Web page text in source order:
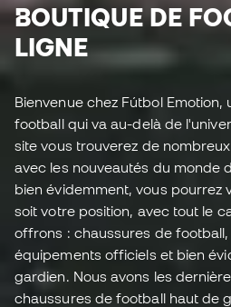
BOUTIQUE DE FOOTBALL EN
LIGNE
Bienvenue chez Fútbol
football qui va au-delà de
site vous trouverez de
avec les nouveautés du monde
bien évidemment, vous pourrez
soit votre position, avec tout le
offrons : chaussures de
équipements officiels et bien
gardien. Nous avons les
chaussures de football haut de